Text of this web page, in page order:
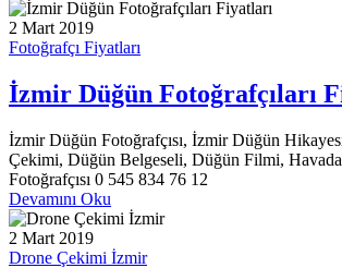
2 Mart 2019
Fotoğrafçı Fiyatları
İzmir Düğün Fotoğrafçıları
İzmir Düğün Fotoğrafçısı, İzmir Düğün
Çekimi, Düğün Belgeseli, Düğün Filmi,
Fotoğrafçısı 0 545 834 76 12
Devamını Oku
2 Mart 2019
Drone Çekimi İzmir